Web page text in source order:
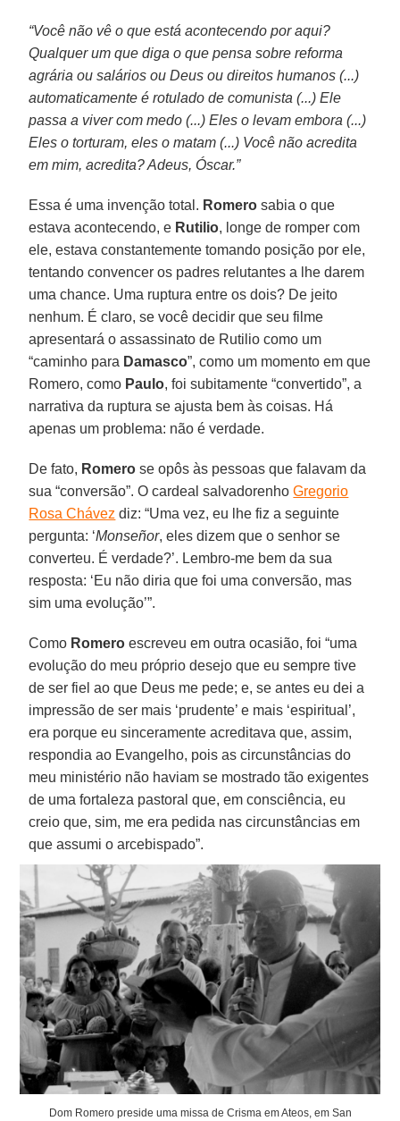
“Você não vê o que está acontecendo por aqui?
Qualquer um que diga o que pensa sobre reforma
agrária ou salários ou Deus ou direitos humanos (...)
automaticamente é rotulado de comunista (...) Ele
passa a viver com medo (...) Eles o levam embora (...)
Eles o torturam, eles o matam (...) Você não acredita
em mim, acredita? Adeus, Óscar.”
Essa é uma invenção total. Romero sabia o que
estava acontecendo, e Rutilio, longe de romper com
ele, estava constantemente tomando posição por ele,
tentando convencer os padres relutantes a lhe darem
uma chance. Uma ruptura entre os dois? De jeito
nenhum. É claro, se você decidir que seu filme
apresentará o assassinato de Rutilio como um
“caminho para Damasco”, como um momento em que
Romero, como Paulo, foi subitamente “convertido”, a
narrativa da ruptura se ajusta bem às coisas. Há
apenas um problema: não é verdade.
De fato, Romero se opôs às pessoas que falavam da
sua “conversão”. O cardeal salvadorenhoGregorio
Rosa Chávez diz: “Uma vez, eu lhe fiz a seguinte
pergunta: ‘Monseñor, eles dizem que o senhor se
converteu. É verdade?’. Lembro-me bem da sua
resposta: ‘Eu não diria que foi uma conversão, mas
sim uma evolução’”.
Como Romero escreveu em outra ocasião, foi “uma
evolução do meu próprio desejo que eu sempre tive
de ser fiel ao que Deus me pede; e, se antes eu dei a
impressão de ser mais ‘prudente’ e mais ‘espiritual’,
era porque eu sinceramente acreditava que, assim,
respondia ao Evangelho, pois as circunstâncias do
meu ministério não haviam se mostrado tão exigentes
de uma fortaleza pastoral que, em consciência, eu
creio que, sim, me era pedida nas circunstâncias em
que assumi o arcebispado”.
Dom Romero preside uma missa de Crisma em Ateos, em San